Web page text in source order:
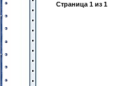
Страница 1 из 1